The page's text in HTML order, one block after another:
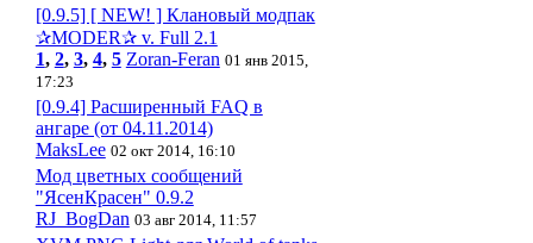
[0.9.5] [ NEW! ] Клановый модпак
✰MODER✰ v. Full 2.1
1, 2, 3, 4, 5 Zoran-Feran 01 янв 2015,
17:23
[0.9.4] Расширенный FAQ в
ангаре (от 04.11.2014)
MaksLee 02 окт 2014, 16:10
Мод цветных сообщений
"ЯсенКрасен" 0.9.2
RJ_BogDan 03 авг 2014, 11:57